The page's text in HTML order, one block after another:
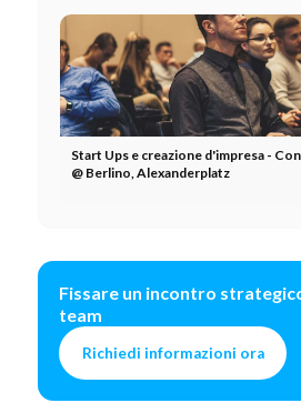
Start Ups e creazione d'impresa -
@ Berlino, Alexanderplatz
Fissare un incontro
team
Richiedi informazioni ora